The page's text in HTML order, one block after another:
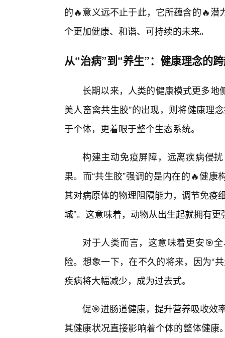
的🔥意义远不止于此，它所蕴含的🔥
个更加健康、和谐、可持续的未来。
从“治病”到“养生”：健康理念的
长期以来，人类的健康模式更多地
美人畜禽共生胶”的出现，则将健康理
于个体，更着眼于整个生态系统。
构建主动免疫屏障，远离疾病侵
果。而“共生胶”强调的是内在的🔥健
其对病原体的物理阻隔能力，调节免疫
城”。这意味着，动物从出生起就拥有
对于人类而言，这意味着更安🎯
险。想象一下，在不久的将来，因为“
疾病将大幅减少，成为过去式。
促🎯进肠道健康，提升营养吸收效
其健康状况直接影响着个体的整体健